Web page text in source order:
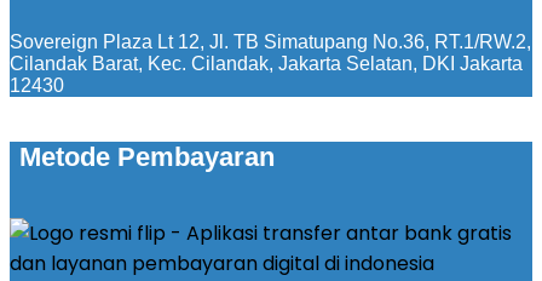
Sovereign Plaza Lt 12, Jl. TB Simatupang No.36, RT.1/RW.2,
Cilandak Barat, Kec. Cilandak, Jakarta Selatan, DKI Jakarta
12430
Metode Pembayaran